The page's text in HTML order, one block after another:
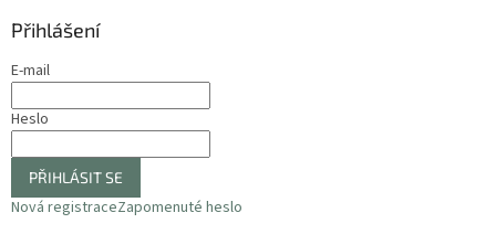
Přihlášení
E-mail
Heslo
PŘIHLÁSIT SE
Nová registraceZapomenuté heslo